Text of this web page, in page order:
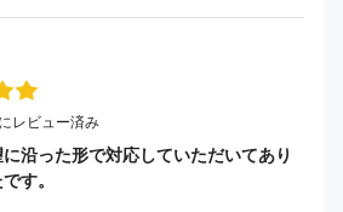
レビュー済み
沿った形で対応していただいてあり
す。